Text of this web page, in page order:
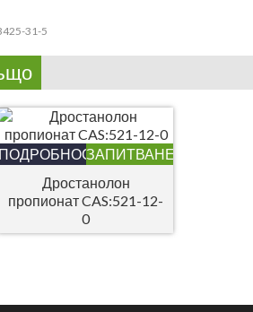
31-5
ПОДРОБНОСТИЗАПИТВАНЕ
Дростанолон
пропионат CAS:521-12-
0